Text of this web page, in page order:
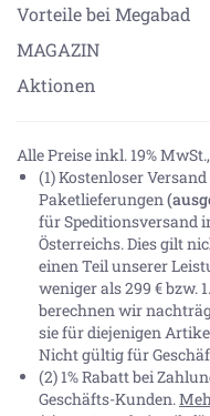
Vorteile bei Megabad
MAGAZIN
Aktionen
Alle Preise inkl. 19% MwSt.,
(1) Kostenloser
Paketlieferungen
für Speditionsversand
Österreichs. Dies gilt
einen Teil unserer
weniger als 299 € bzw.
berechnen wir
sie für diejenigen
Nicht gültig für
(2) 1% Rabatt bei
Geschäfts-Kunden.